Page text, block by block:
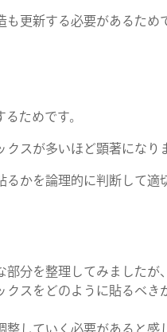
NEWS
更新する必要があるため
ためです。
スが多いほど顕著になり
かを論理的に判断して適
分を整理してみましたが、
クスをどのように貼るべ
していく必要があると感